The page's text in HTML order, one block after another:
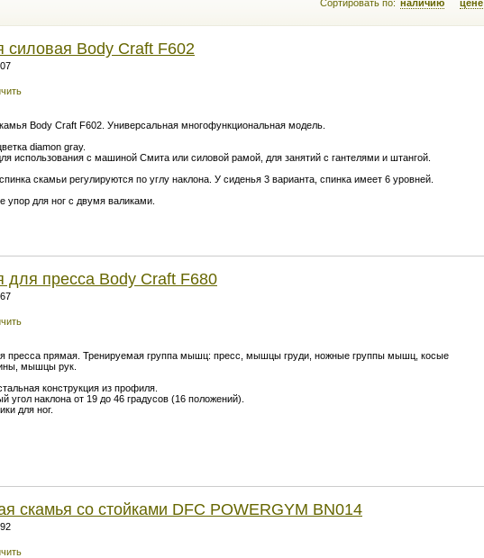
Сортировать по: наличию цене
силовая Body Craft F602
Body Craft F602. Универсальная многофункциональная модель.
diamon gray.
использования с машиной Смита или силовой рамой, для занятий с гантелями и штангой.
скамьи регулируются по углу наклона. У сиденья 3 варианта, спинка имеет 6 уровней.
упор для ног с двумя валиками.
для пресса Body Craft F680
пресса прямая. Тренируемая группа мышц: пресс, мышцы груди, ножные группы мышц, косые
мышцы рук.
конструкция из профиля.
угол наклона от 19 до 46 градусов (16 положений).
для ног.
скамья со стойками DFC POWERGYM BN014